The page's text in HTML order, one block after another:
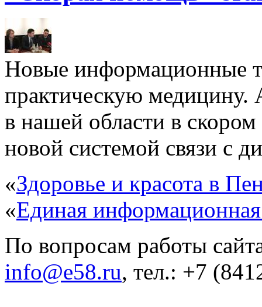
Новые информационные
практическую
в нашей области в
новой системой связи с
«Здоровье и красота в
«Единая
По вопросам работы
info@e58.ru, тел.: +7